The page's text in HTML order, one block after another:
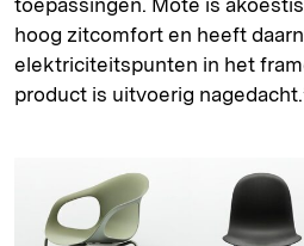
hoog zitcomfort en heeft
elektriciteitspunten in het
product is uitvoerig